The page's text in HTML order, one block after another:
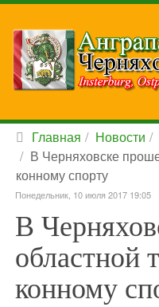
Главная Новости
В Черняховске
конному спорту
Понедельник, 10 июля 2017 19:05
В
областной
конному